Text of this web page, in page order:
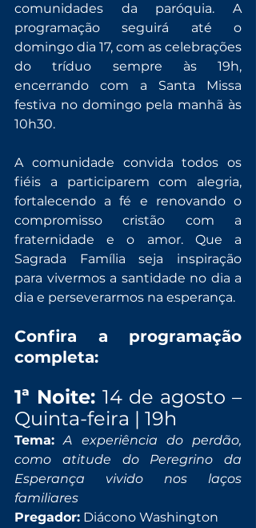
comunidades da paróquia. A
programação seguirá até o
domingo dia 17, com as celebrações
do tríduo sempre às 19h,
encerrando com a Santa Missa
festiva no domingo pela manhã às
10h30.
A comunidade convida todos os
fiéis a participarem com alegria,
fortalecendo a fé e renovando o
compromisso cristão com a
fraternidade e o amor. Que a
Sagrada Família seja inspiração
para vivermos a santidade no dia a
dia e perseverarmos na esperança.
Confira a programação
completa:
1ª Noite: 14 de agosto –
Quinta-feira | 19h
Tema: A experiência do perdão,
como atitude do Peregrino da
Esperança vivido nos laços
familiares
Pregador: Diácono Washington